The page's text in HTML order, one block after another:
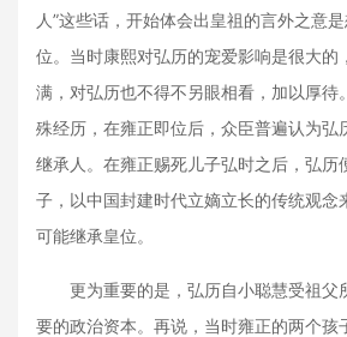
人”这些话，开始体会出皇祖的言外之意
位。当时康熙对弘历的宠爱影响是很大的
满，对弘历也不得不另眼相看，加以厚待
殊经历，在雍正即位后，众臣普遍认为弘
继承人。在雍正赐死儿子弘时之后，弘历
子，以中国封建时代立嫡立长的传统观念
可能继承皇位。
更为重要的是，弘历自小聪慧受祖父
要的政治资本。再说，当时雍正的两个孩